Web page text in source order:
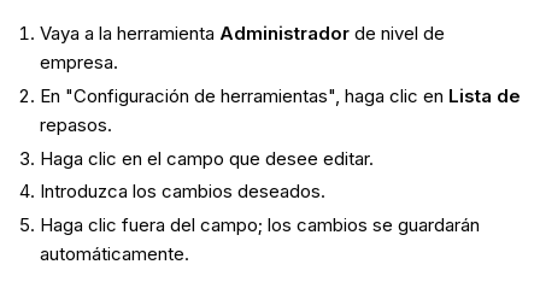
Vaya a la herramienta Administradorde nivel de
empresa.
En "Configuración de herramientas", haga clic en Lista de
repasos.
Haga clic en el campo que desee editar.
Introduzca los cambios deseados.
Haga clic fuera del campo; los cambios se guardarán
automáticamente.